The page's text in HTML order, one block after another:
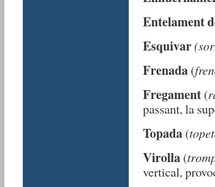
Entelament
Esquivar
Frenada(
Fregament(
passant, la
Topada(
Virolla(
vertical,